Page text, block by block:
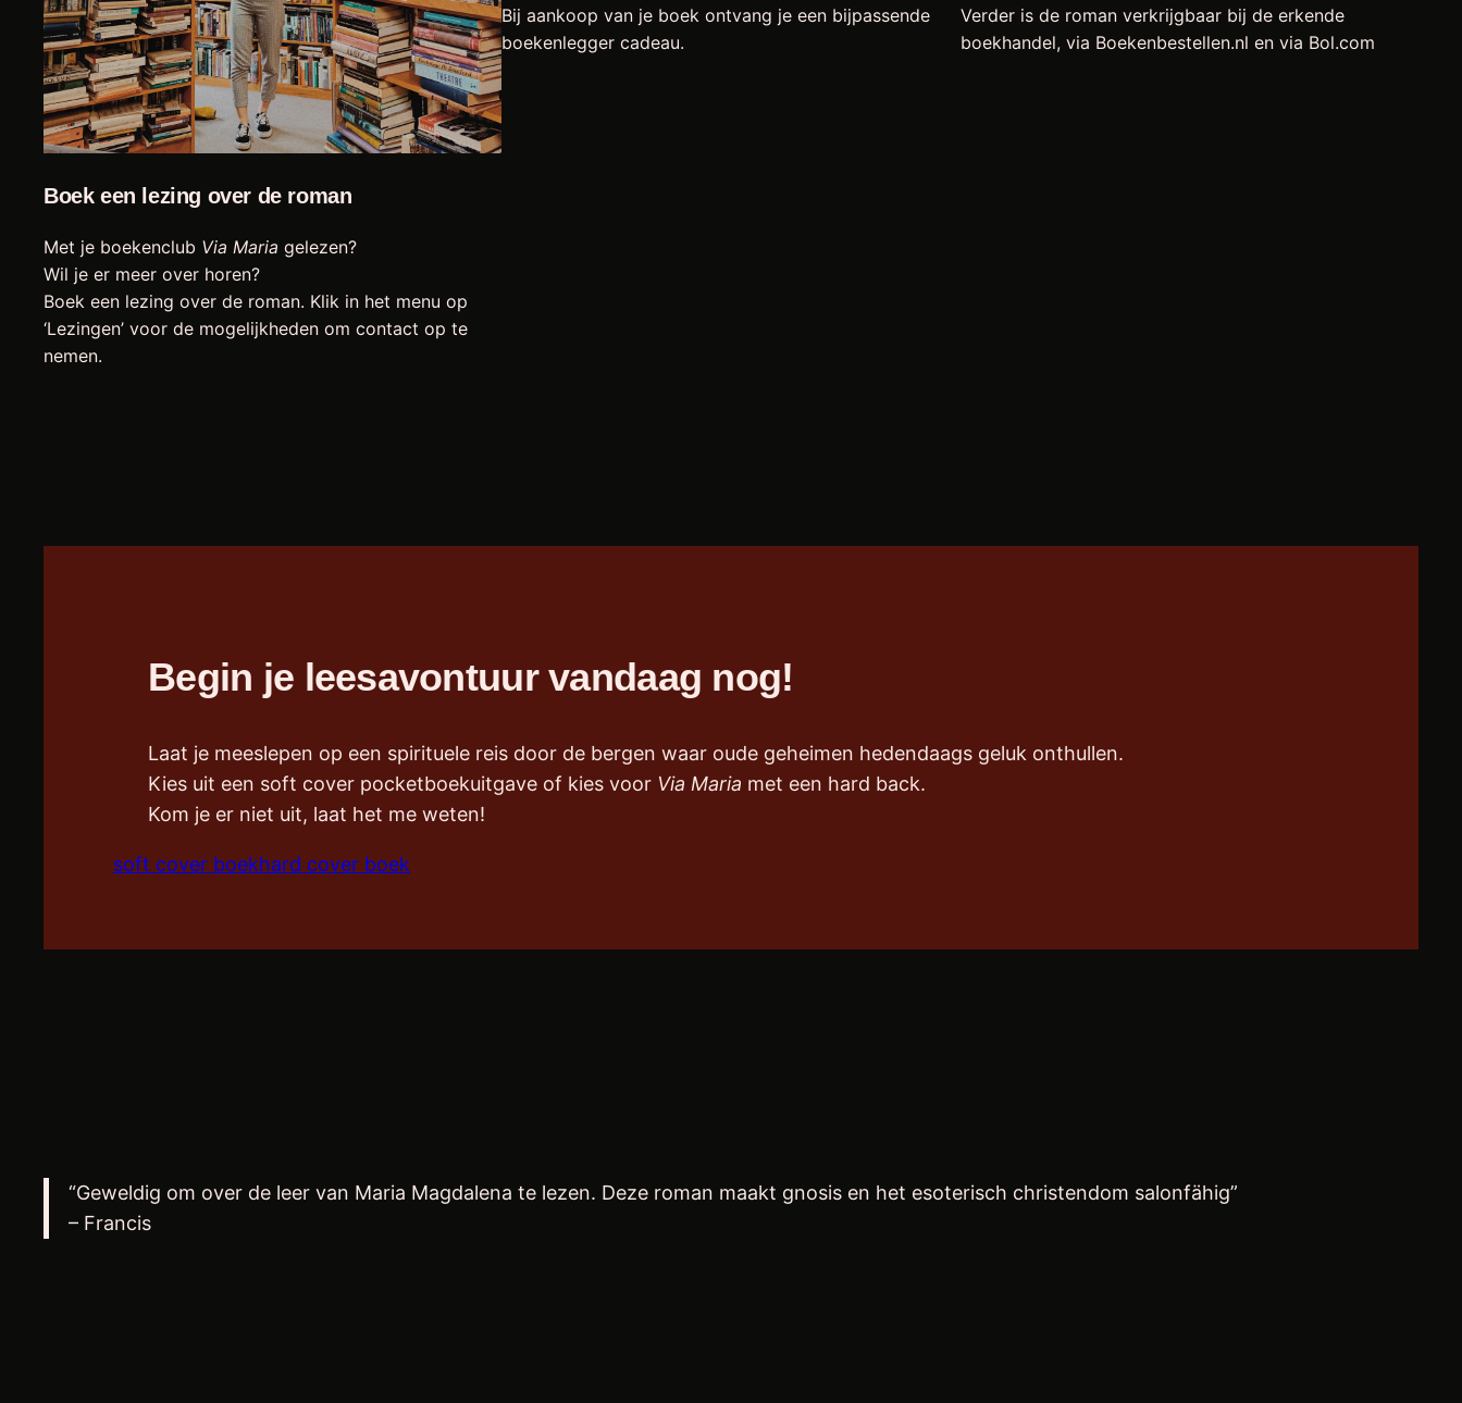
Boek een lezing over de roman
Met je boekenclub Via Maria gelezen?
Wil je er meer over horen?
Boek een lezing over de roman. Klik in het menu op
‘Lezingen’ voor de mogelijkheden om contact op te
nemen.
Bij aankoop van je boek ontvang je een bijpassende
boekenlegger cadeau.
Verder is de roman verkrijgbaar bij de erkende
boekhandel, via Boekenbestellen.nl en via Bol.com
Begin je leesavontuur vandaag nog!
Laat je meeslepen op een spirituele reis door de bergen waar oude geheimen hedendaags geluk onthullen.
Kies uit een soft cover pocketboekuitgave of kies voor Via Maria met een hard back.
Kom je er niet uit, laat het me weten!
soft cover boekhard cover boek
“Geweldig om over de leer van Maria Magdalena te lezen. Deze roman maakt gnosis en het esoterisch christendom salonfähig”
– Francis